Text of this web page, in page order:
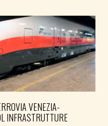
VENEZIA-
INFRASTRUTTURE